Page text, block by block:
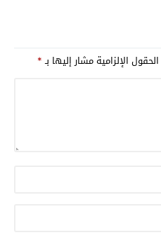
الحقول الإلزامية مشار إليها بـ*